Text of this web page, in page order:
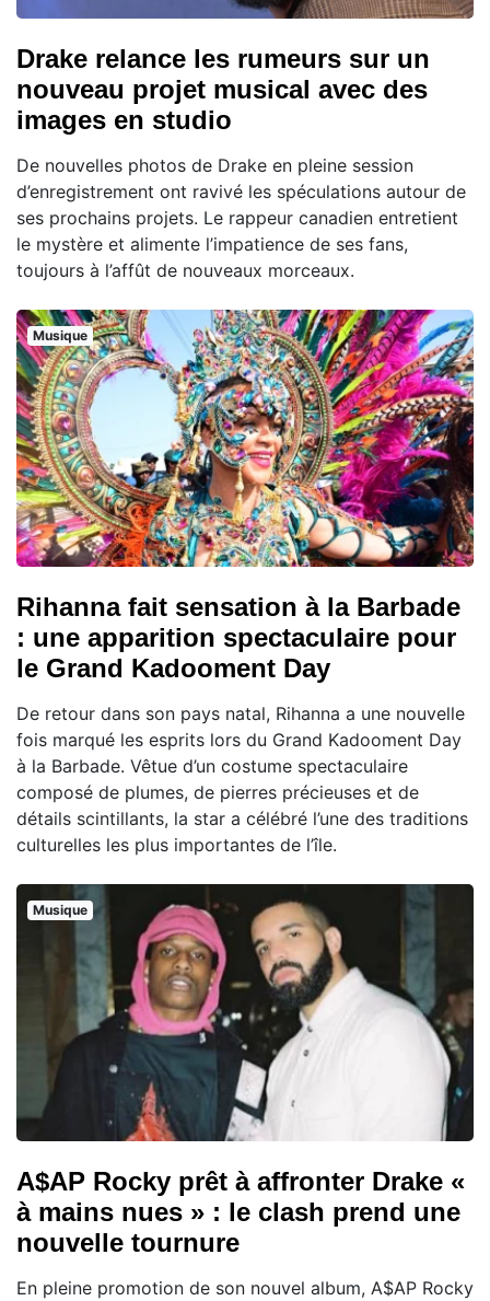
Drake relance les rumeurs sur un
nouveau projet musical avec des
images en studio
De nouvelles photos de Drake en pleine session
d’enregistrement ont ravivé les spéculations autour de
ses prochains projets. Le rappeur canadien entretient
le mystère et alimente l’impatience de ses fans,
toujours à l’affût de nouveaux morceaux.
Musique
Rihanna fait sensation à la Barbade
: une apparition spectaculaire pour
le Grand Kadooment Day
De retour dans son pays natal, Rihanna a une nouvelle
fois marqué les esprits lors du Grand Kadooment Day
à la Barbade. Vêtue d’un costume spectaculaire
composé de plumes, de pierres précieuses et de
détails scintillants, la star a célébré l’une des traditions
culturelles les plus importantes de l’île.
Musique
A$AP Rocky prêt à affronter Drake «
à mains nues » : le clash prend une
nouvelle tournure
En pleine promotion de son nouvel album, A$AP Rocky